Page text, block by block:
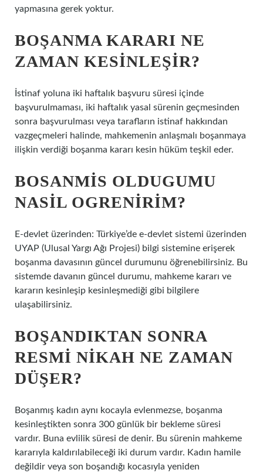
yapmasına gerek yoktur.
BOŞANMA KARARI NE
ZAMAN KESINLEŞIR?
İstinaf yoluna iki haftalık başvuru süresi içinde
başvurulmaması, iki haftalık yasal sürenin geçmesinden
sonra başvurulması veya tarafların istinaf hakkından
vazgeçmeleri halinde, mahkemenin anlaşmalı boşanmaya
ilişkin verdiği boşanma kararı kesin hüküm teşkil eder.
BOSANMIS OLDUGUMU
NASIL OGRENIRIM?
E-devlet üzerinden: Türkiye’de e-devlet sistemi üzerinden
UYAP (Ulusal Yargı Ağı Projesi) bilgi sistemine erişerek
boşanma davasının güncel durumunu öğrenebilirsiniz. Bu
sistemde davanın güncel durumu, mahkeme kararı ve
kararın kesinleşip kesinleşmediği gibi bilgilere
ulaşabilirsiniz.
BOŞANDIKTAN SONRA
RESMI NIKAH NE ZAMAN
DÜŞER?
Boşanmış kadın aynı kocayla evlenmezse, boşanma
kesinleştikten sonra 300 günlük bir bekleme süresi
vardır. Buna evlilik süresi de denir. Bu sürenin mahkeme
kararıyla kaldırılabileceği iki durum vardır. Kadın hamile
değildir veya son boşandığı kocasıyla yeniden